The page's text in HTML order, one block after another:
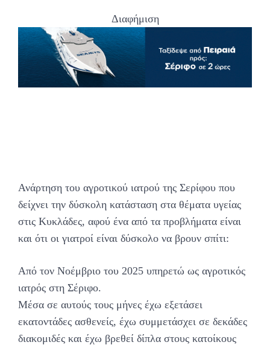
Διαφήμιση
Ανάρτηση του αγροτικού ιατρού της Σερίφου που
δείχνει την δύσκολη κατάσταση στα θέματα υγείας
στις Κυκλάδες, αφού ένα από τα προβλήματα είναι
και ότι οι γιατροί είναι δύσκολο να βρουν σπίτι:
Από τον Νοέμβριο του 2025 υπηρετώ ως αγροτικός
ιατρός στη Σέριφο.
Μέσα σε αυτούς τους μήνες έχω εξετάσει
εκατοντάδες ασθενείς, έχω συμμετάσχει σε δεκάδες
διακομιδές και έχω βρεθεί δίπλα στους κατοίκους